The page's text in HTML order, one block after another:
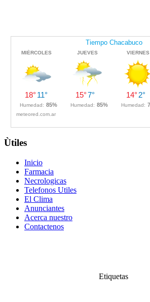
Ùtiles
Inicio
Farmacia
Necrologicas
Telefonos Utiles
El Clima
Anunciantes
Acerca nuestro
Contactenos
Etiquetas